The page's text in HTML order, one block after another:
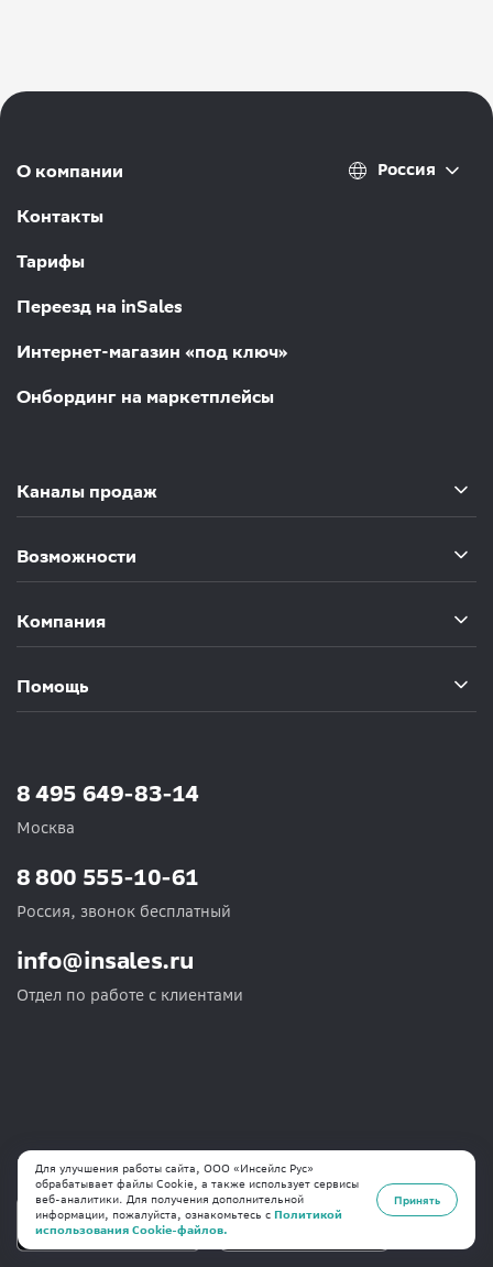
О компании
Контакты
Тарифы
Переезд на inSales
Интернет-магазин «под ключ»
Онбординг на маркетплейсы
Россия
Каналы продаж
Возможности
Компания
Помощь
8 495 649-83-14
Москва
info@insales.ru
Отдел по работе с клиентами
8 800 555-10-61
Россия, звонок бесплатный
Мобильное приложение
Для улучшения работы сайта, ООО «Инсейлс Рус»
обрабатывает файлы Cookie, а также использует сервисы
веб-аналитики. Для получения дополнительной
информации, пожалуйста, ознакомьтесь с Политикой
использования Cookie-файлов.
Принять